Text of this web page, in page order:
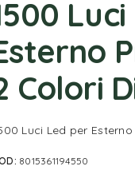
Colori
Luci Led per
8015361194550